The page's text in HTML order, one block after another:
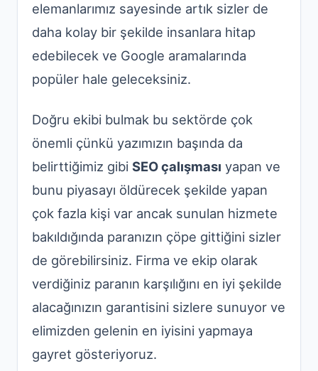
elemanlarımız sayesinde artık sizler de
daha kolay bir şekilde insanlara hitap
edebilecek ve Google aramalarında
popüler hale geleceksiniz.
Doğru ekibi bulmak bu sektörde çok
önemli çünkü yazımızın başında da
belirttiğimiz gibi SEO çalışması yapan ve
bunu piyasayı öldürecek şekilde yapan
çok fazla kişi var ancak sunulan hizmete
bakıldığında paranızın çöpe gittiğini sizler
de görebilirsiniz. Firma ve ekip olarak
verdiğiniz paranın karşılığını en iyi şekilde
alacağınızın garantisini sizlere sunuyor ve
elimizden gelenin en iyisini yapmaya
gayret gösteriyoruz.